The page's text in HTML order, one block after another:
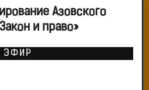
Азовского
и право»
ЭФИР